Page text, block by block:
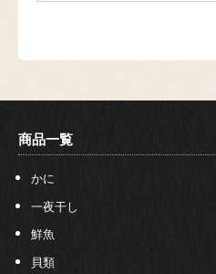
商品一覧
かに
一夜干し
鮮魚
貝類